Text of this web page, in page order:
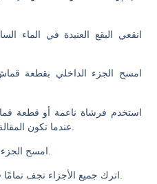
امسح الجزء الداخلي بقطعة
استخدم فرشاة ناعمة أو قطعة
اترك جميع الأجزاء تجف تمامًا في الهواء قبل إعادة تجميعها.